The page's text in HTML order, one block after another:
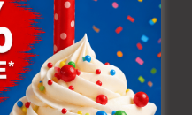
Scuba
5,80€ uključ. PDV po metru